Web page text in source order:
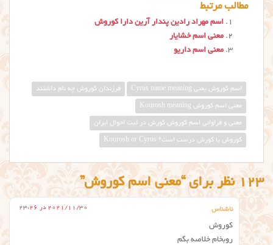
مطالب مرتبط
اسم مهراد رادین پندار آرین دارا کوروش
معنی اسم خشایار
معنی اسم داریو
اسم کوروش یعنی Cyrus name meaning فرزندان کوروش چه نام داشتند
معني اسم كوروش Kourosh meaning
معنی و فراوانی اسم کوروش کورش در ثبت احوال ایران
کوروش یا کورش درست است؟ Kourosh or Cyrus
123 نظر برای “معنی اسم کوروش”
ناشناس 2021/11/30 در 23:26
کوروش
روبخام خلاصه بگم